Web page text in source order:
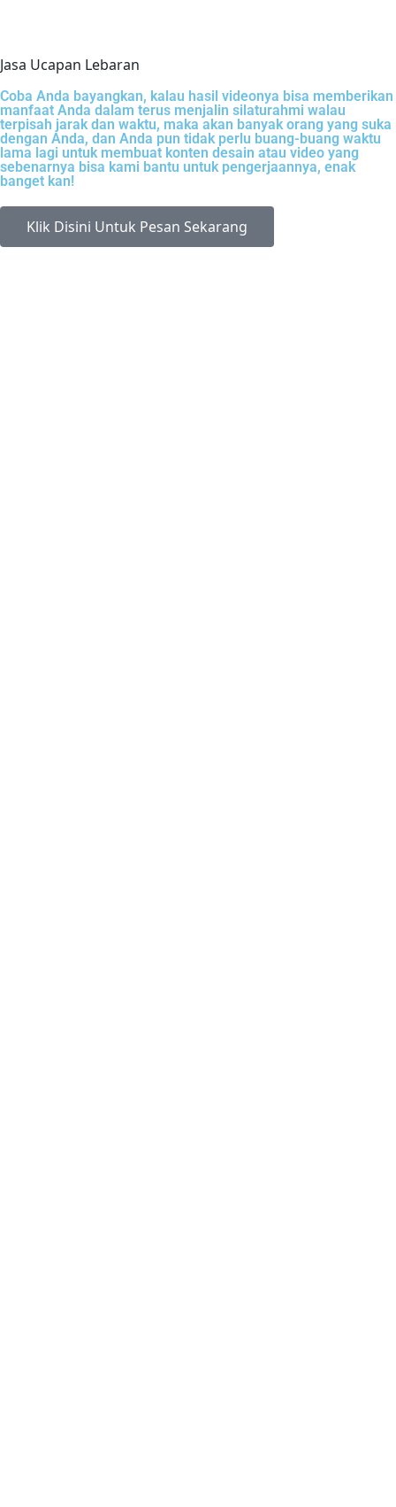
Jasa Ucapan Lebaran
Coba Anda bayangkan, kalau hasil videonya bisa memberikan
manfaat Anda dalam terus menjalin silaturahmi walau
terpisah jarak dan waktu, maka akan banyak orang yang suka
dengan Anda, dan Anda pun tidak perlu buang-buang waktu
lama lagi untuk membuat konten desain atau video yang
sebenarnya bisa kami bantu untuk pengerjaannya, enak
banget kan!
Klik Disini Untuk Pesan Sekarang